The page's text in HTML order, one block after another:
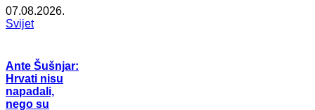
07.08.2026.
Svijet
Ante Šušnjar:
Hrvati nisu
napadali,
nego su